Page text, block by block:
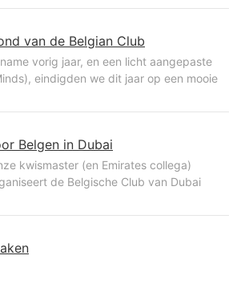
van de Belgian Club
vorig jaar, en een licht aangepaste
eindigden we dit jaar op een mooie
Belgen in Dubai
kwismaster (en Emirates collega)
de Belgische Club van Dubai